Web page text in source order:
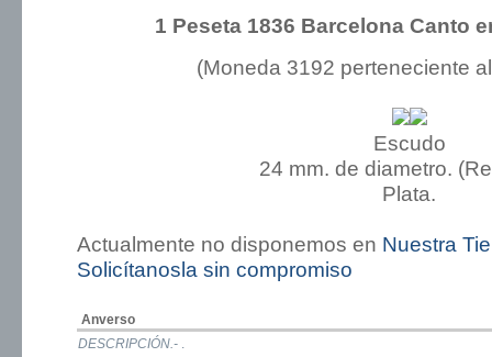
1 Peseta 1836 Barcelona Canto
(Moneda 3192 perteneciente
Escudo
24 mm. de diametro.
Plata.
Actualmente no disponemos en Nuestra
Solicítanosla sin compromiso
Anverso
DESCRIPCIÓN.- .